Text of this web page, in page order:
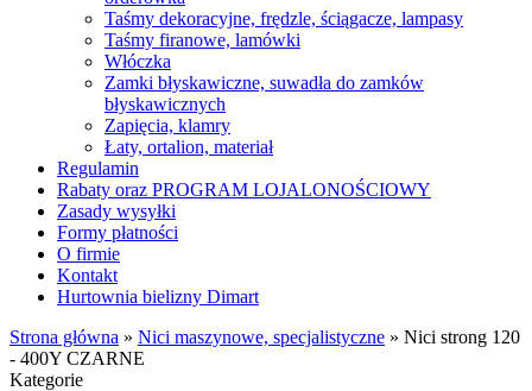
Taśmy dekoracyjne, frędzle, ściągacze, lampasy
Taśmy firanowe, lamówki
Włóczka
Zamki błyskawiczne, suwadła do zamków
błyskawicznych
Zapięcia, klamry
Łaty, ortalion, materiał
Regulamin
Rabaty oraz PROGRAM LOJALONOŚCIOWY
Zasady wysyłki
Formy płatności
O firmie
Kontakt
Hurtownia bielizny Dimart
Strona główna » Nici maszynowe, specjalistyczne » Nici strong 120
- 400Y CZARNE
Kategorie